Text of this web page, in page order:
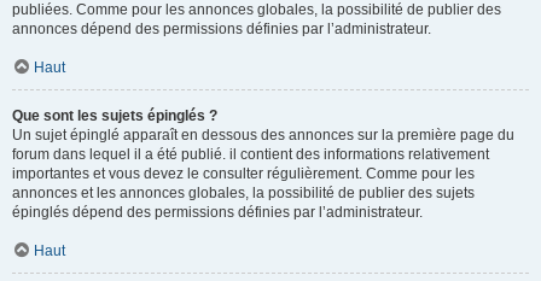
publiées. Comme pour les annonces globales, la possibilité de publier des
annonces dépend des permissions définies par l’administrateur.
Haut
Que sont les sujets épinglés ?
Un sujet épinglé apparaît en dessous des annonces sur la première page du
forum dans lequel il a été publié. il contient des informations relativement
importantes et vous devez le consulter régulièrement. Comme pour les
annonces et les annonces globales, la possibilité de publier des sujets
épinglés dépend des permissions définies par l’administrateur.
Haut